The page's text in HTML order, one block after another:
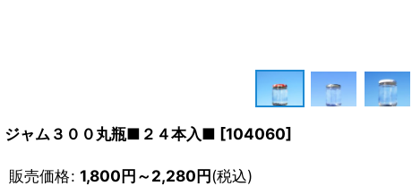
ジャム３００丸瓶■２４本入■ [104060]
販売価格: 1,800円～2,280円(税込)